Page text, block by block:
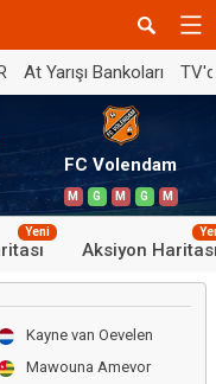
At Yarışı Bankoları
FC Volendam
M G M G M
Yeni
Aksiyon
Kayne van Oevelen
Mawouna Amevor